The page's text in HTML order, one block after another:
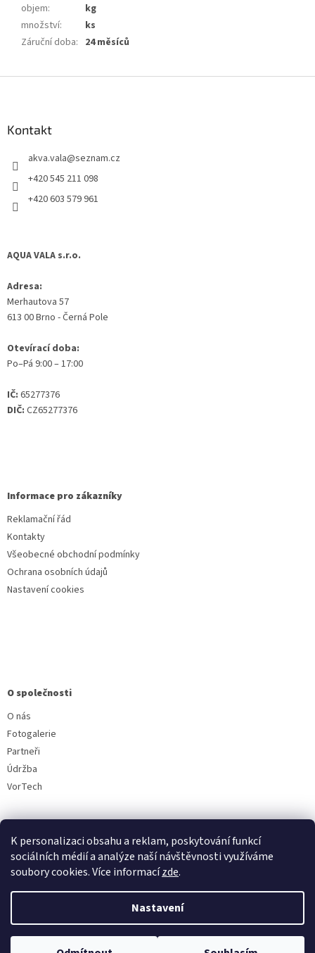
K personalizaci obsahu a reklam, poskytování funkcí
sociálních médií a analýze naší návštěvnosti využíváme
soubory cookies. Více informacízde.
Nastavení
objem:
kg
množství:
ks
Záruční doba: 24 měsíců
Kontakt
akva.vala@seznam.cz
+420 545 211 098
+420 603 579 961
AQUA VALA s.r.o.
Adresa:
Merhautova 57
613 00 Brno - Černá Pole
Otevírací doba:
Po–Pá 9:00 – 17:00
IČ: 65277376
DIČ: CZ65277376
Informace pro zákazníky
Reklamační řád
Kontakty
Všeobecné obchodní podmínky
Ochrana osobních údajů
Nastavení cookies
O společnosti
O nás
Fotogalerie
Partneři
Údržba
VorTech
Copyright 2026Aquavala.cz. Všechna práva vyhrazena.Upravit